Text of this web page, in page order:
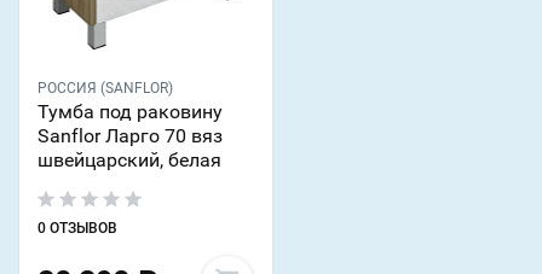
РОССИЯ (SANFLOR)
Тумба под раковину
Sanflor Ларго 70 вяз
швейцарский, белая
0 ОТЗЫВОВ